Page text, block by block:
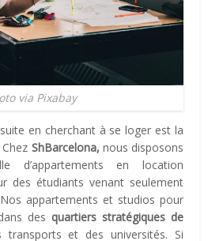
via Pixabay
en cherchant à se loger est la
Chez ShBarcelona, nous disposons
d’appartements en location
des étudiants venant seulement
appartements et studios pour
des quartiers stratégiques de
transports et des universités. Si